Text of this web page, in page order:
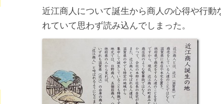
近江商人について誕生から商人の心得や行
れていて思わず読み込んでしまった。